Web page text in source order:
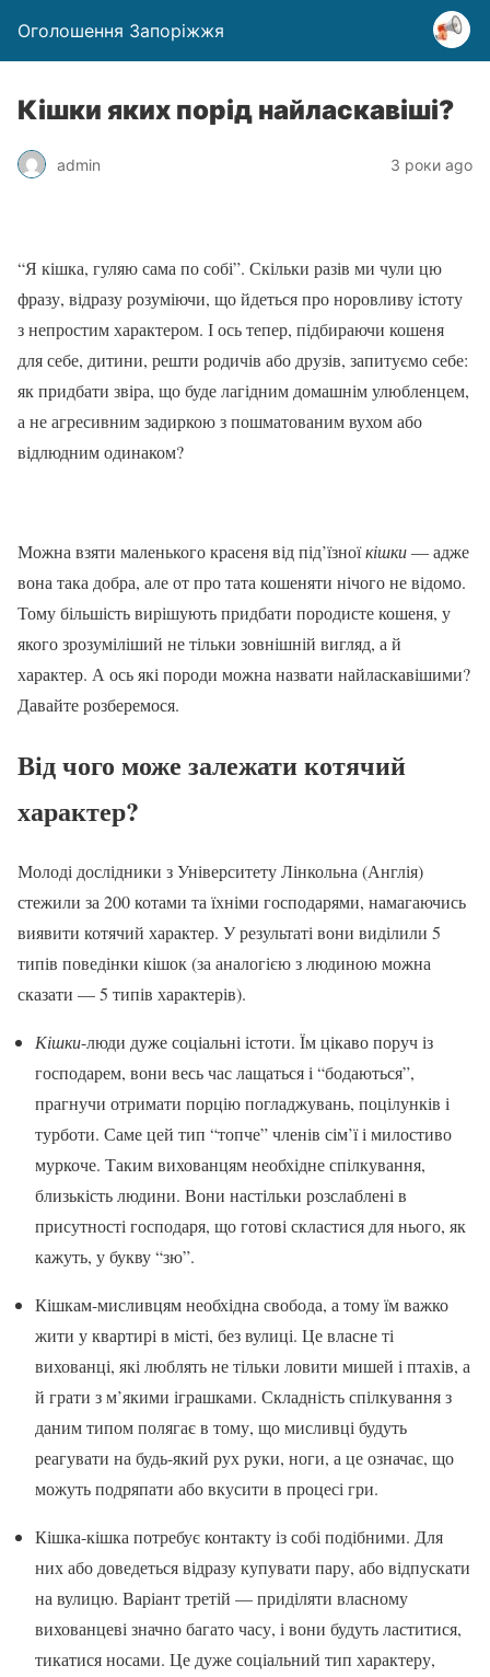
Оголошення Запоріжжя
Кішки яких порід найласкавіші?
admin 3 роки ago
“Я кішка, гуляю сама по собі”. Скільки разів ми чули цю
фразу, відразу розуміючи, що йдеться про норовливу істоту
з непростим характером. І ось тепер, підбираючи кошеня
для себе, дитини, решти родичів або друзів, запитуємо себе:
як придбати звіра, що буде лагідним домашнім улюбленцем,
а не агресивним задиркою з пошматованим вухом або
відлюдним одинаком?
Можна взяти маленького красеня від під’їзноїкішки— адже
вона така добра, але от про тата кошеняти нічого не відомо.
Тому більшість вирішують придбати породисте кошеня, у
якого зрозуміліший не тільки зовнішній вигляд, а й
характер. А ось які породи можна назвати найласкавішими?
Давайте розберемося.
Від чого може залежати котячий
характер?
Молоді дослідники з Університету Лінкольна (Англія)
стежили за 200 котами та їхніми господарями, намагаючись
виявити котячий характер. У результаті вони виділили 5
типів поведінки кішок (за аналогією з людиною можна
сказати — 5 типів характерів).
Кішки-люди дуже соціальні істоти. Їм цікаво поруч із
господарем, вони весь час лащаться і “бодаються”,
прагнучи отримати порцію погладжувань, поцілунків і
турботи. Саме цей тип “топче” членів сім’ї і милостиво
муркоче. Таким вихованцям необхідне спілкування,
близькість людини. Вони настільки розслаблені в
присутності господаря, що готові скластися для нього, як
кажуть, у букву “зю”.
Кішкам-мисливцям необхідна свобода, а тому їм важко
жити у квартирі в місті, без вулиці. Це власне ті
вихованці, які люблять не тільки ловити мишей і птахів, а
й грати з м’якими іграшками. Складність спілкування з
даним типом полягає в тому, що мисливці будуть
реагувати на будь-який рух руки, ноги, а це означає, що
можуть подряпати або вкусити в процесі гри.
Кішка-кішка потребує контакту із собі подібними. Для
них або доведеться відразу купувати пару, або відпускати
на вулицю. Варіант третій — приділяти власному
вихованцеві значно багато часу, і вони будуть ластитися,
тикатися носами. Це дуже соціальний тип характеру,